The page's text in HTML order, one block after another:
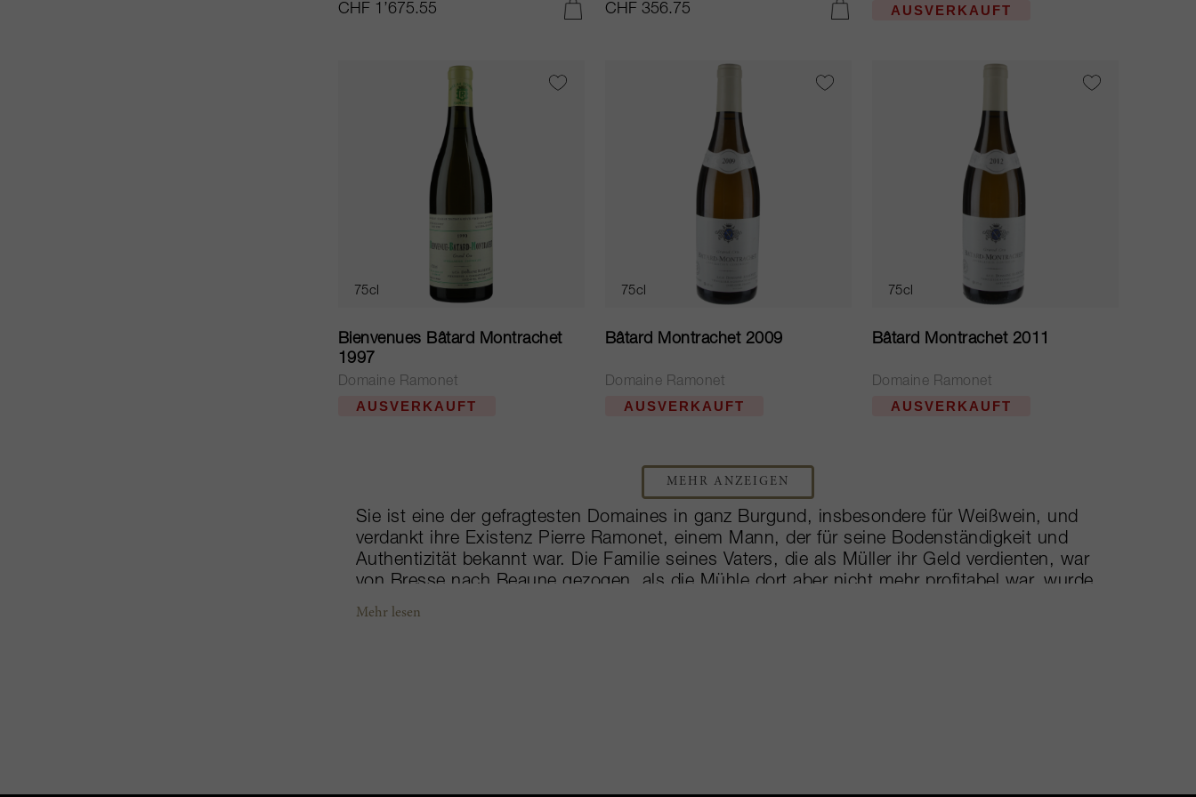
CHF 1’675.55 CHF 356.75 AUSVERKAUFT
75cl
Bienvenues Bâtard Montrachet
1997
Domaine Ramonet
AUSVERKAUFT
75cl
Bâtard Montrachet 2009
Domaine Ramonet
AUSVERKAUFT
75cl
Bâtard Montrachet 2011
Domaine Ramonet
AUSVERKAUFT
MEHR ANZEIGEN
Sie ist eine der gefragtesten Domaines in ganz Burgund, insbesondere für Weißwein, und
verdankt ihre Existenz Pierre Ramonet, einem Mann, der für seine Bodenständigkeit und
Authentizität bekannt war. Die Familie seines Vaters, die als Müller ihr Geld verdienten, war
von Bresse nach Beaune gezogen, als die Mühle dort aber nicht mehr profitabel war, wurde
Pierres Vater stattdessen Arbeiter im Weinberg. 1914 verließ Pierre im Alter von acht Jahren
Mehr lesen